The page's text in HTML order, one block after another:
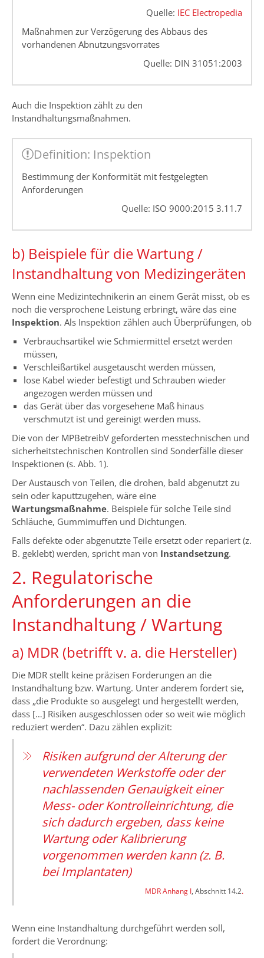
Quelle: IEC Electropedia
Maßnahmen zur Verzögerung des Abbaus des
vorhandenen Abnutzungsvorrates
Quelle: DIN 31051:2003
Auch die Inspektion zählt zu den
Instandhaltungsmaßnahmen.
Definition: Inspektion
Bestimmung der Konformität mit festgelegten
Anforderungen
Quelle: ISO 9000:2015 3.11.7
b) Beispiele für die Wartung /
Instandhaltung von Medizingeräten
Wenn eine Medizintechnikerin an einem Gerät misst, ob es
noch die versprochene Leistung erbringt, wäre das eine
Inspektion. Als Inspektion zählen auch Überprüfungen, ob
Verbrauchsartikel wie Schmiermittel ersetzt werden
müssen,
Verschleißartikel ausgetauscht werden müssen,
lose Kabel wieder befestigt und Schrauben wieder
angezogen werden müssen und
das Gerät über das vorgesehene Maß hinaus
verschmutzt ist und gereinigt werden muss.
Die von der MPBetreibV geforderten messtechnischen und
sicherheitstechnischen Kontrollen sind Sonderfälle dieser
Inspektionen (s. Abb. 1).
Der Austausch von Teilen, die drohen, bald abgenutzt zu
sein oder kaputtzugehen, wäre eine
Wartungsmaßnahme. Beispiele für solche Teile sind
Schläuche, Gummimuffen und Dichtungen.
Falls defekte oder abgenutzte Teile ersetzt oder repariert (z.
B. geklebt) werden, spricht man von Instandsetzung.
2. Regulatorische
Anforderungen an die
Instandhaltung / Wartung
a) MDR (betrifft v. a. die Hersteller)
Die MDR stellt keine präzisen Forderungen an die
Instandhaltung bzw. Wartung. Unter anderem fordert sie,
dass „die Produkte so ausgelegt und hergestellt werden,
dass […] Risiken ausgeschlossen oder so weit wie möglich
reduziert werden“. Dazu zählen explizit:
Risiken aufgrund der Alterung der
verwendeten Werkstoffe oder der
nachlassenden Genauigkeit einer
Mess- oder Kontrolleinrichtung, die
sich dadurch ergeben, dass keine
Wartung oder Kalibrierung
vorgenommen werden kann (z. B.
bei Implantaten)
MDR Anhang I, Abschnitt 14.2.
Wenn eine Instandhaltung durchgeführt werden soll,
fordert die Verordnung: